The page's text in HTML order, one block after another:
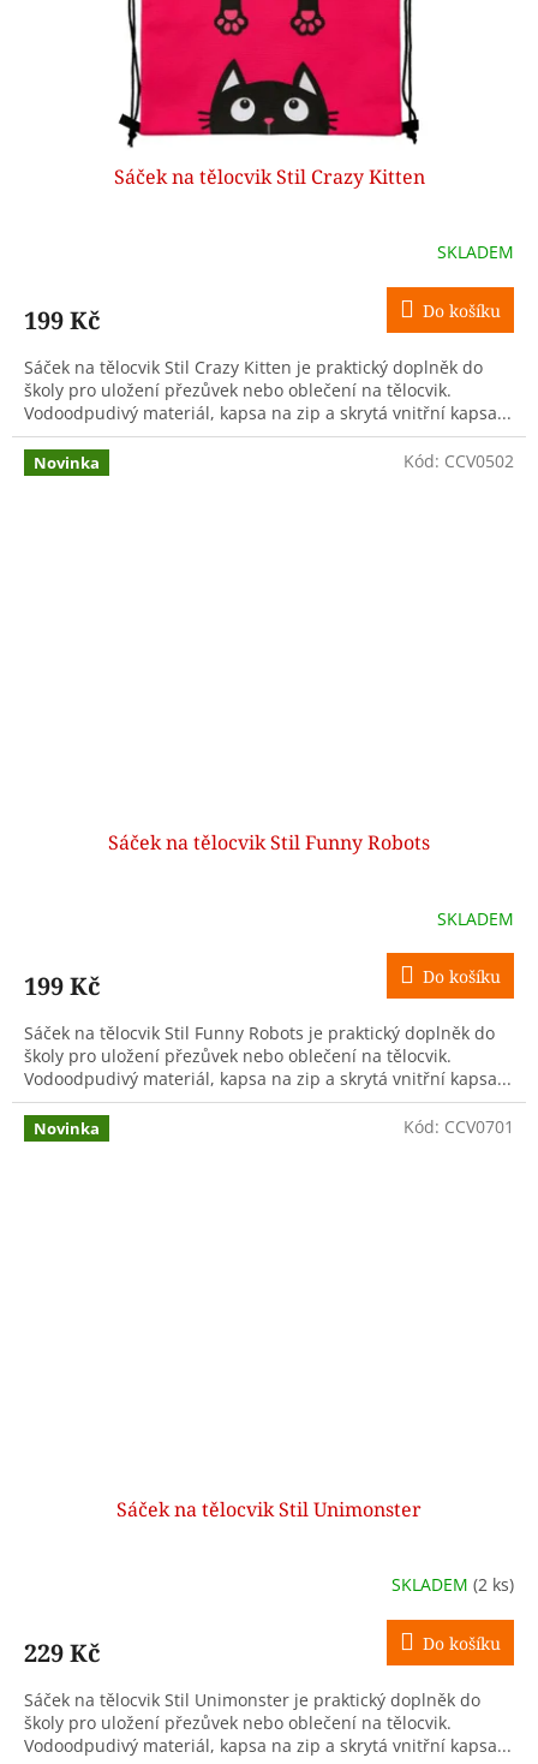
Sáček na tělocvik Stil Crazy Kitten
SKLADEM
199 Kč Do košíku
Sáček na tělocvik Stil Crazy Kitten je praktický doplněk do
školy pro uložení přezůvek nebo oblečení na tělocvik.
Vodoodpudivý materiál, kapsa na zip a skrytá vnitřní kapsa...
Novinka
Sáček na tělocvik Stil Funny Robots
SKLADEM
199 Kč Do košíku
Sáček na tělocvik Stil Funny Robots je praktický doplněk do
školy pro uložení přezůvek nebo oblečení na tělocvik.
Vodoodpudivý materiál, kapsa na zip a skrytá vnitřní kapsa...
Kód: CCV0502
Novinka
Sáček na tělocvik Stil Unimonster
SKLADEM (2 ks)
229 Kč Do košíku
Sáček na tělocvik Stil Unimonster je praktický doplněk do
školy pro uložení přezůvek nebo oblečení na tělocvik.
Vodoodpudivý materiál, kapsa na zip a skrytá vnitřní kapsa...
Kód: CCV0701